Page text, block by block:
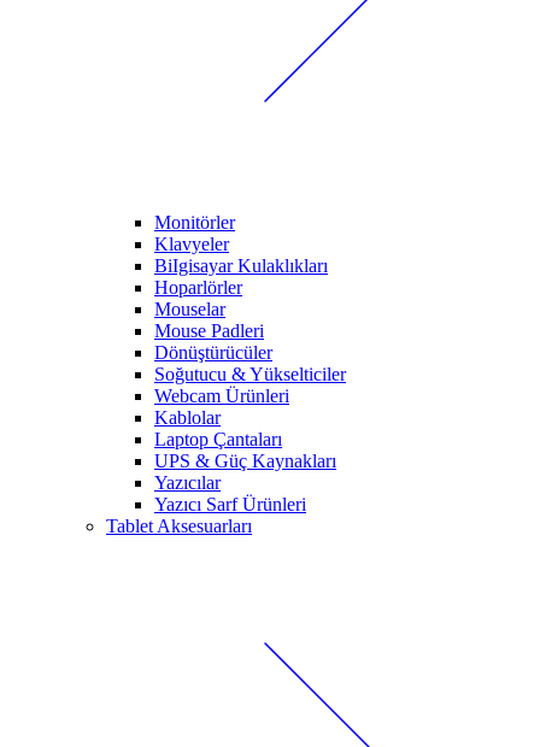
Monitörler
Klavyeler
BiIgisayar Kulaklıkları
Hoparlörler
Mouselar
Mouse Padleri
Dönüştürücüler
Soğutucu & Yükselticiler
Webcam Ürünleri
Kablolar
Laptop Çantaları
UPS & Güç Kaynakları
Yazıcılar
Yazıcı Sarf Ürünleri
Tablet Aksesuarları